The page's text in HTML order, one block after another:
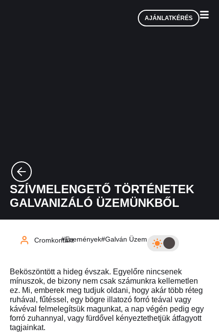
AJÁNLATKÉRÉS
SZÍVMELENGETŐ TÖRTÉNETEK
GALVANIZÁLÓ ÜZEMÜNKBŐL
CromkontaktEsemények Galván Üzem
Beköszöntött a hideg évszak. Egyelőre nincsenek
mínuszok, de bizony nem csak számunkra kellemetlen
ez. Mi, emberek meg tudjuk oldani, hogy akár több réteg
ruhával, fűtéssel, egy bögre illatozó forró teával vagy
kávéval felmelegítsük magunkat, a nap végén pedig egy
forró zuhannyal, vagy fürdővel kényeztethetjük átfagyott
tagjainkat.